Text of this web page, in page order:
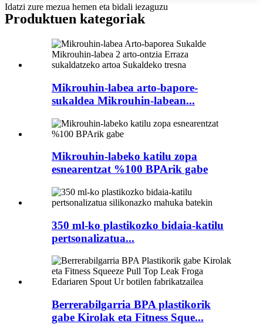
Idatzi zure mezua hemen eta bidali iezaguzu
Produktuen kategoriak
Mikrouhin-labea arto-bapore-
sukaldea Mikrouhin-labean...
Mikrouhin-labeko katilu zopa
esnearentzat %100 BPArik gabe
350 ml-ko plastikozko bidaia-katilu
pertsonalizatua...
Berrerabilgarria BPA plastikorik
gabe Kirolak eta Fitness Sque...